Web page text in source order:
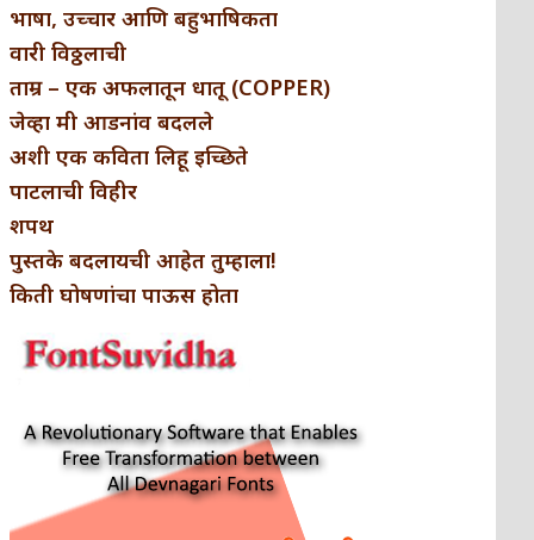
भाषा, उच्चार आणि बहुभाषिकता
वारी विठ्ठलाची
ताम्र – एक अफलातून धातू (COPPER)
जेव्हा मी आडनांव बदलले
अशी एक कविता लिहू इच्छिते
पाटलाची विहीर
शपथ
पुस्तके बदलायची आहेत तुम्हाला!
किती घोषणांचा पाऊस होता